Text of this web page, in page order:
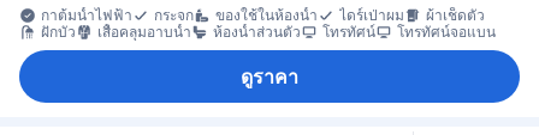
กาต้มน้ำไฟฟ้า
กระจก ของใช้ในห้องน้ำ ไดร์เป่าผม
ผ้าเช็ดตัว
ฝักบัว
เสื้อคลุมอาบน้ำ ห้องน้ำส่วนตัว โทรทัศน์ โทรทัศน์จอแบน
ดูราคา